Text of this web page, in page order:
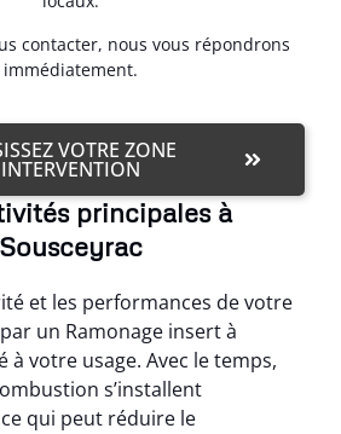
contacter, nous vous répondrons
immédiatement.
VOTRE ZONE
principales à
Sousceyrac
et les performances de votre
un Ramonage insert à
à votre usage. Avec le temps,
s’installent
qui peut réduire le